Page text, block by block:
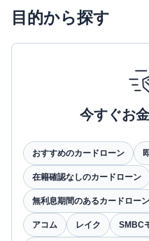
目的から探す
今すぐお
おすすめのカードローン
在籍確認なしのカードローン
無利息期間のあるカードローン
アコム レイク SMBC